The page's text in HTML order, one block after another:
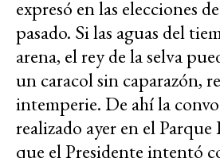
expresó en las elecciones
pasado. Si las aguas del
arena, el rey de la selva
un caracol sin caparazón,
intemperie. De ahí la
realizado ayer en el Parque
que el Presidente intentó